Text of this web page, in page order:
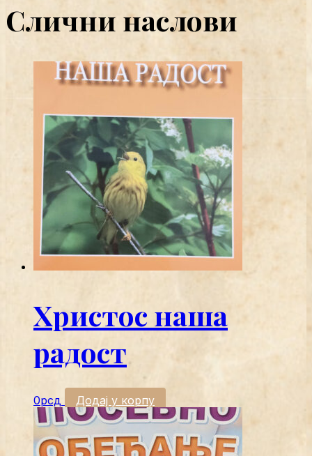
Слични наслови
Христос наша
радост
0рсд Додај у корпу